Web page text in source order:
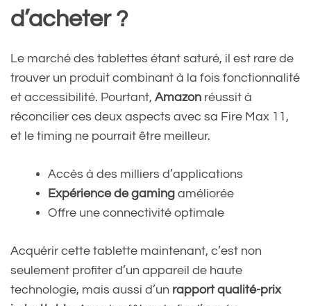
d’acheter ?
Le marché des tablettes étant saturé, il est rare de
trouver un produit combinant à la fois fonctionnalité
et accessibilité. Pourtant, Amazon réussit à
réconcilier ces deux aspects avec sa Fire Max 11,
et le timing ne pourrait être meilleur.
Accès à des milliers d’applications
Expérience de gaming améliorée
Offre une connectivité optimale
Acquérir cette tablette maintenant, c’est non
seulement profiter d’un appareil de haute
technologie, mais aussi d’un rapport qualité-prix